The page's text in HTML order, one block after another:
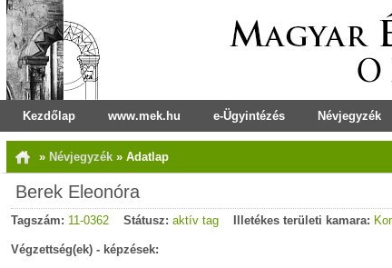
Kezdőlap www.mek.hu e-Ügyintézés Névjegyzék
» Névjegyzék » Adatlap
Berek Eleonóra
Tagszám: 11-0362 Státusz: aktív tag Illetékes területi kamara:
Végzettség(ek) - képzések: